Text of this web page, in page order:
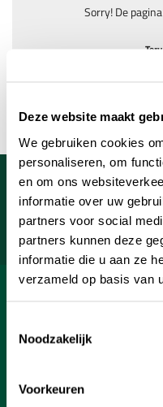
Deze website maakt
We gebruiken cookies
personaliseren, om
en om ons
informatie over uw
partners voor social
partners kunnen deze
informatie die u aan ze
verzameld op basis van
Noodzakelijk
Voorkeuren
Sorry! De
Meld je aan
Uw e-mailadres
INFORMATIE
KLANTENSERVICE